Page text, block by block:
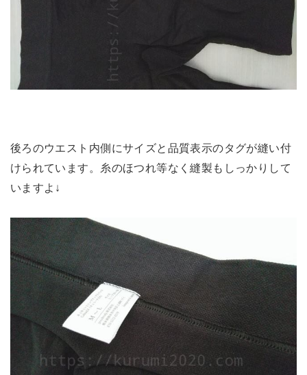
後ろのウエスト内側にサイズと品質表示のタグが縫い付
けられています。糸のほつれ等なく縫製もしっかりして
いますよ↓